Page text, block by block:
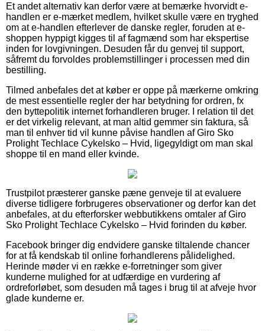
Et andet alternativ kan derfor være at bemærke hvorvidt e-
handlen er e-mærket medlem, hvilket skulle være en tryghed
om at e-handlen efterlever de danske regler, foruden at e-
shoppen hyppigt kigges til af fagmænd som har ekspertise
inden for lovgivningen. Desuden får du genvej til support,
såfremt du forvoldes problemstillinger i processen med din
bestilling.
Tilmed anbefales det at køber er oppe på mærkerne omkring
de mest essentielle regler der har betydning for ordren, fx
den byttepolitik internet forhandleren bruger. I relation til det
er det virkelig relevant, at man altid gemmer sin faktura, så
man til enhver tid vil kunne påvise handlen af Giro Sko
Prolight Techlace Cykelsko – Hvid, ligegyldigt om man skal
shoppe til en mand eller kvinde.
Trustpilot præsterer ganske pæne genveje til at evaluere
diverse tidligere forbrugeres observationer og derfor kan det
anbefales, at du efterforsker webbutikkens omtaler af Giro
Sko Prolight Techlace Cykelsko – Hvid forinden du køber.
Facebook bringer dig endvidere ganske tiltalende chancer
for at få kendskab til online forhandlerens pålidelighed.
Herinde møder vi en række e-forretninger som giver
kunderne mulighed for at udfærdige en vurdering af
ordreforløbet, som desuden må tages i brug til at afveje hvor
glade kunderne er.